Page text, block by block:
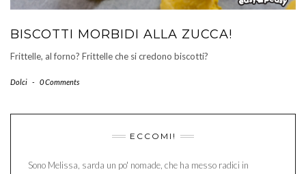
BISCOTTI MORBIDI ALLA ZUCCA!
Frittelle, al forno? Frittelle che si credono biscotti?
Dolci - 0 Comments
ECCOMI!
Sono Melissa, sarda un po' nomade, che ha messo radici in